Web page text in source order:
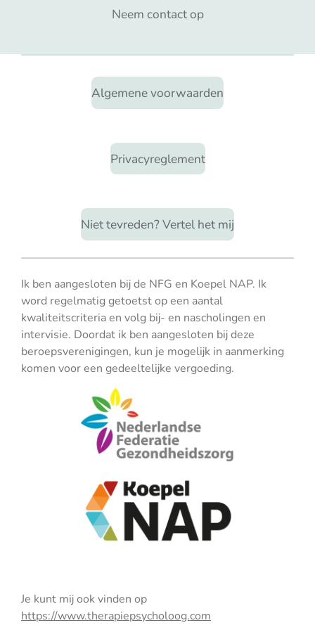
Neem contact op
Algemene voorwaarden
Privacyreglement
Niet tevreden? Vertel het mij
Ik ben aangesloten bij de NFG en Koepel NAP. Ik
word regelmatig getoetst op een aantal
kwaliteitscriteria en volg bij- en nascholingen en
intervisie. Doordat ik ben aangesloten bij deze
beroepsverenigingen, kun je mogelijk in aanmerking
komen voor een gedeeltelijke vergoeding.
Je kunt mij ook vinden op
https://www.therapiepsycholoog.com